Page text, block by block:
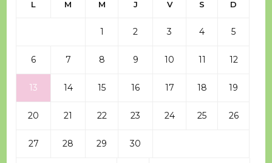
L M M J V S D
1 2 3 4 5
6 7 8 9 10 11 12
13 14 15 16 17 18 19
20 21 22 23 24 25 26
27 28 29 30